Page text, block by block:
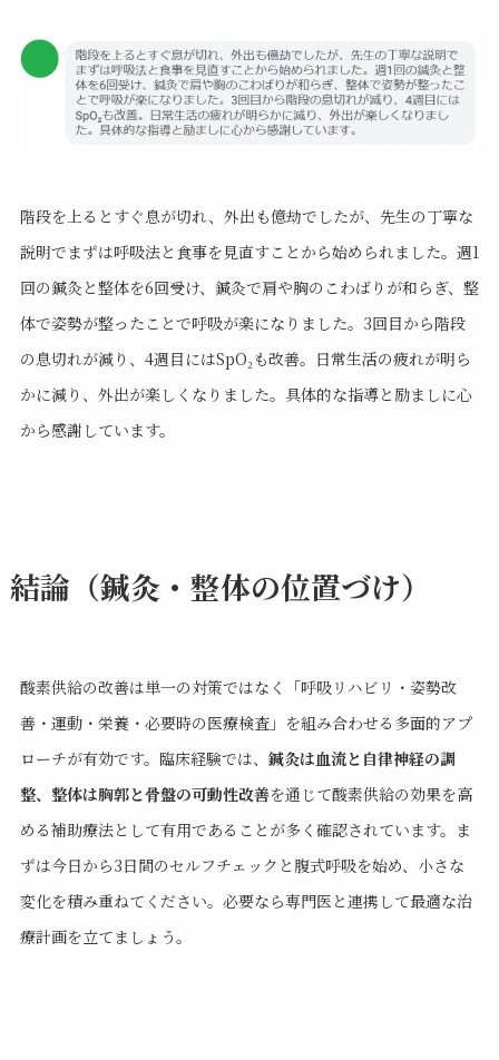
階段を上るとすぐ息が切れ、外出も億劫でしたが、先生の丁寧な
説明でまずは呼吸法と食事を見直すことから始められました。週1
回の鍼灸と整体を6回受け、鍼灸で肩や胸のこわばりが和らぎ、整
体で姿勢が整ったことで呼吸が楽になりました。3回目から階段
の息切れが減り、4週目にはSpO₂も改善。日常生活の疲れが明ら
かに減り、外出が楽しくなりました。具体的な指導と励ましに心
から感謝しています。
結論（鍼灸・整体の位置づけ）
酸素供給の改善は単一の対策ではなく「呼吸リハビリ・姿勢改
善・運動・栄養・必要時の医療検査」を組み合わせる多面的アプ
ローチが有効です。臨床経験では、 鍼灸は血流と自律神経の調
整、整体は胸郭と骨盤の可動性改善を通じて酸素供給の効果を高
める補助療法として有用であることが多く確認されています。ま
ずは今日から3日間のセルフチェックと腹式呼吸を始め、小さな
変化を積み重ねてください。必要なら専門医と連携して最適な治
療計画を立てましょう。